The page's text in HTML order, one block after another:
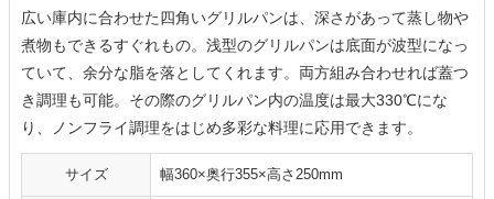
広い庫内に合わせた四角いグリルパンは、深さがあって蒸し物や
煮物もできるすぐれもの。浅型のグリルパンは底面が波型になっ
ていて、余分な脂を落としてくれます。両方組み合わせれば蓋つ
き調理も可能。その際のグリルパン内の温度は最大330℃にな
り、ノンフライ調理をはじめ多彩な料理に応用できます。
サイズ 幅360×奥行355×高さ250mm